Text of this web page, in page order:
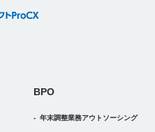
BPO
年末調整業務アウトソーシング